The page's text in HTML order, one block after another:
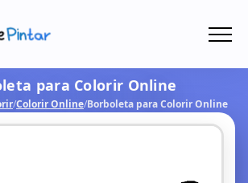
- PDF
para Colorir Online
/Colorir Online/Borboleta para Colorir Online